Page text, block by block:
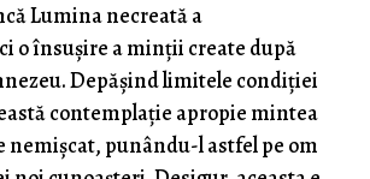
Lumina necreată a
o însuşire a minţii create după
Depăşind limitele condiţiei
contemplaţie apropie mintea
nemişcat, punându-l astfel pe om